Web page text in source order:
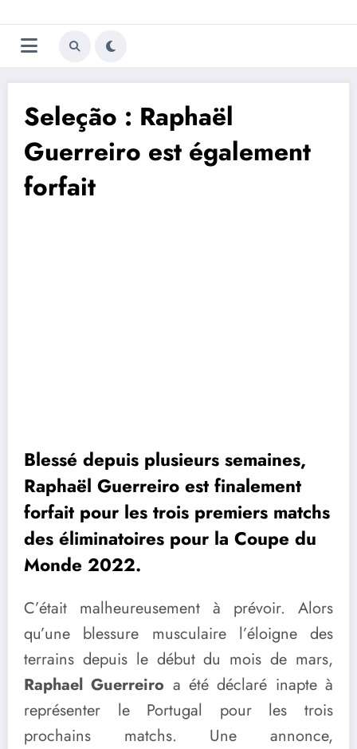
au
contenu
Trivela
L'actualité du football
Seleção : Raphaël
Guerreiro est également
forfait
Blessé depuis plusieurs semaines,
Raphaël Guerreiro est finalement
forfait pour les trois premiers matchs
des éliminatoires pour la Coupe du
Monde 2022.
C’était malheureusement à prévoir. Alors
qu’une blessure musculaire l’éloigne des
terrains depuis le début du mois de mars,
Raphael Guerreiro a été déclaré inapte à
représenter le Portugal pour les trois
prochains matchs. Une annonce,